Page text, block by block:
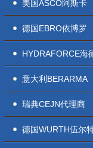
美国ASCO阿斯卡
德国EBRO依博罗
HYDRAFORCE海
意大利BERARMA
瑞典CEJN代理商
德国WURTH伍尔